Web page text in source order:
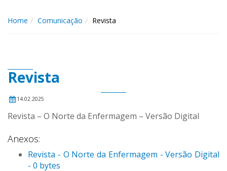
Home Comunicação Revista
Revista
14.02.2025
Revista – O Norte da Enfermagem – Versão Digital
Anexos:
Revista - O Norte da Enfermagem - Versão Digital
- 0 bytes